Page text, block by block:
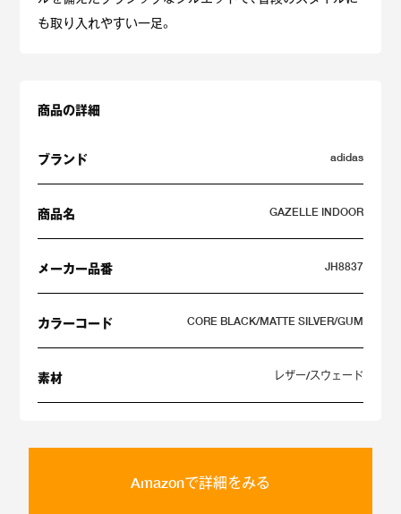
も取り入れやすい一足。
商品の詳細
ブランド adidas
商品名 GAZELLE INDOOR
メーカー品番 JH8837
カラーコード CORE BLACK/MATTE SILVER/GUM
素材 レザー/スウェード
Amazonで詳細をみる